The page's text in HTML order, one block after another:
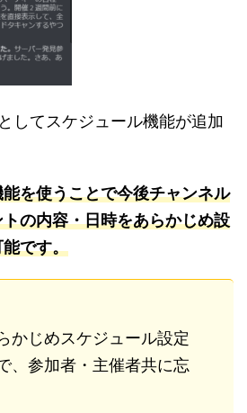
してスケジュール機能が追加
を使うことで今後チャンネル
の内容・日時をあらかじめ設
です。
かじめスケジュール設定
、参加者・主催者共に忘